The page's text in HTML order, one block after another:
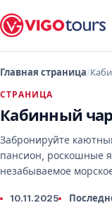
Главная страница
СТРАНИЦА
Кабинный
Забронируйте
пансион, роскошные
незабываемое
10.11.2025